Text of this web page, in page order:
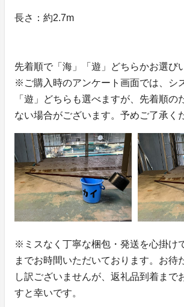
長さ：約2.7m
先着順で「海」「遊」どちらかお選び
※ご購入時のアンケート画面では、シ
「遊」どちらも選べますが、先着順の
ない場合がございます。予めご了承く
※ミスなく丁寧な梱包・発送を心掛け
までお時間いただいております。お待
し訳ございませんが、返礼品到着まで
すと幸いです。